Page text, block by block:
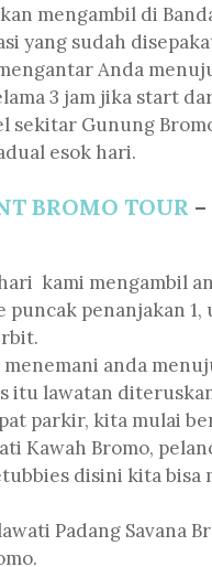
mengambil di
yang sudah
Anda
3 jam jika start
sekitar Gunung
esok hari.
BROMO TOUR
kami mengambil
puncak penanjakan
menemani anda
itu lawatan
parkir, kita mulai
Kawah Bromo,
disini kita
Padang Savana